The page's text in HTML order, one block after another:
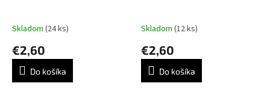
Skladom (24 ks)
€2,60
Do košíka
Skladom (12 ks)
€2,60
Do košíka